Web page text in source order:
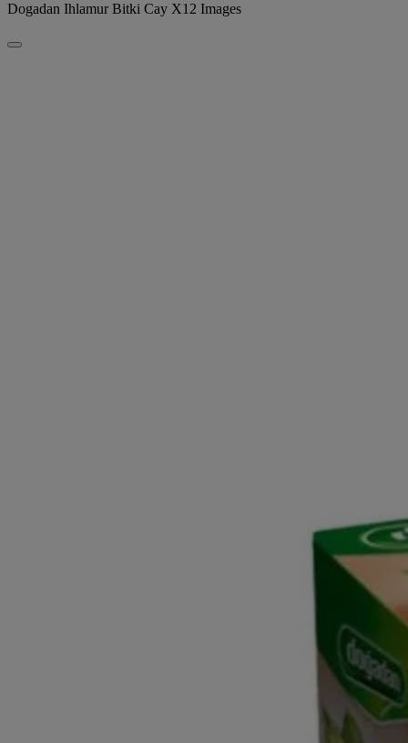
Dogadan Ihlamur Bitki Cay X12 Images